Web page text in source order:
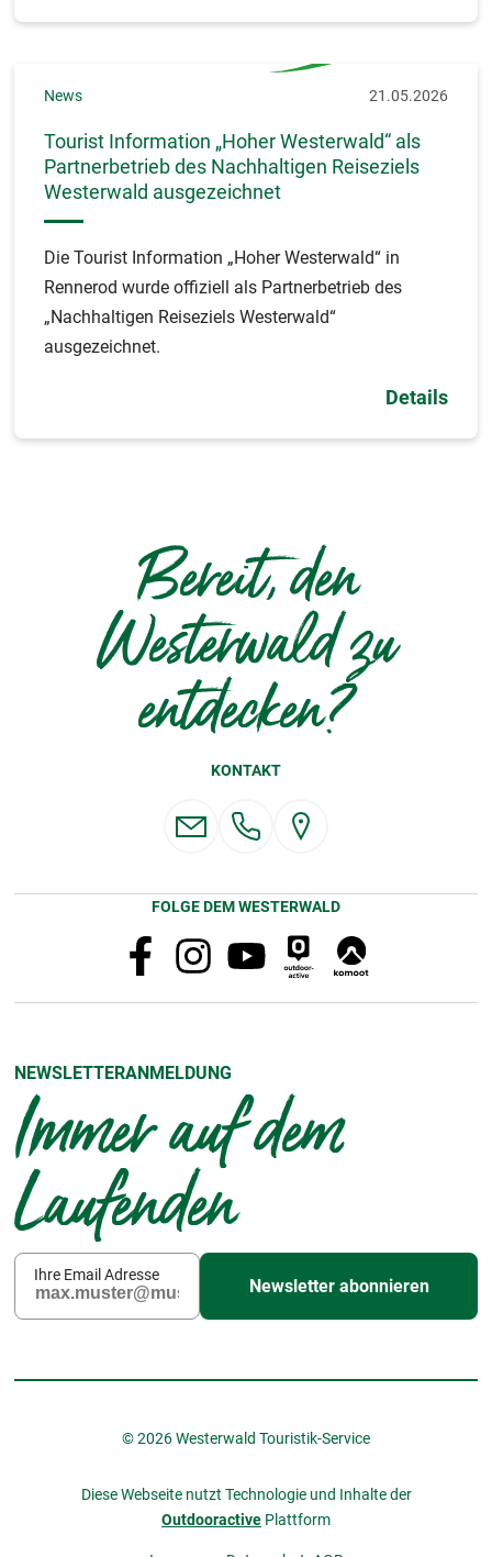
News 21.05.2026
Tourist Information „Hoher Westerwald“ als
Partnerbetrieb des Nachhaltigen Reiseziels
Westerwald ausgezeichnet
Die Tourist Information „Hoher Westerwald“ in
Rennerod wurde offiziell als Partnerbetrieb des
„Nachhaltigen Reiseziels Westerwald“
ausgezeichnet.
Details
Bereit, den
Westerwald zu
entdecken?
KONTAKT
FOLGE DEM WESTERWALD
NEWSLETTERANMELDUNG
Immer auf dem
Laufenden
Ihre Email Adresse
Newsletter abonnieren
© 2026 Westerwald Touristik-Service
Diese Webseite nutzt Technologie und Inhalte der
Outdooractive Plattform